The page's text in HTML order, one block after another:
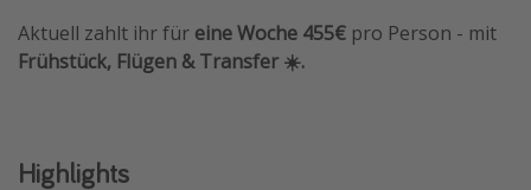
Aktuell zahlt ihr für eine Woche 455€ pro Person - mit
Frühstück, Flügen & Transfer ☀️.
Highlights